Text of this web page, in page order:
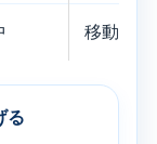
移動や
る